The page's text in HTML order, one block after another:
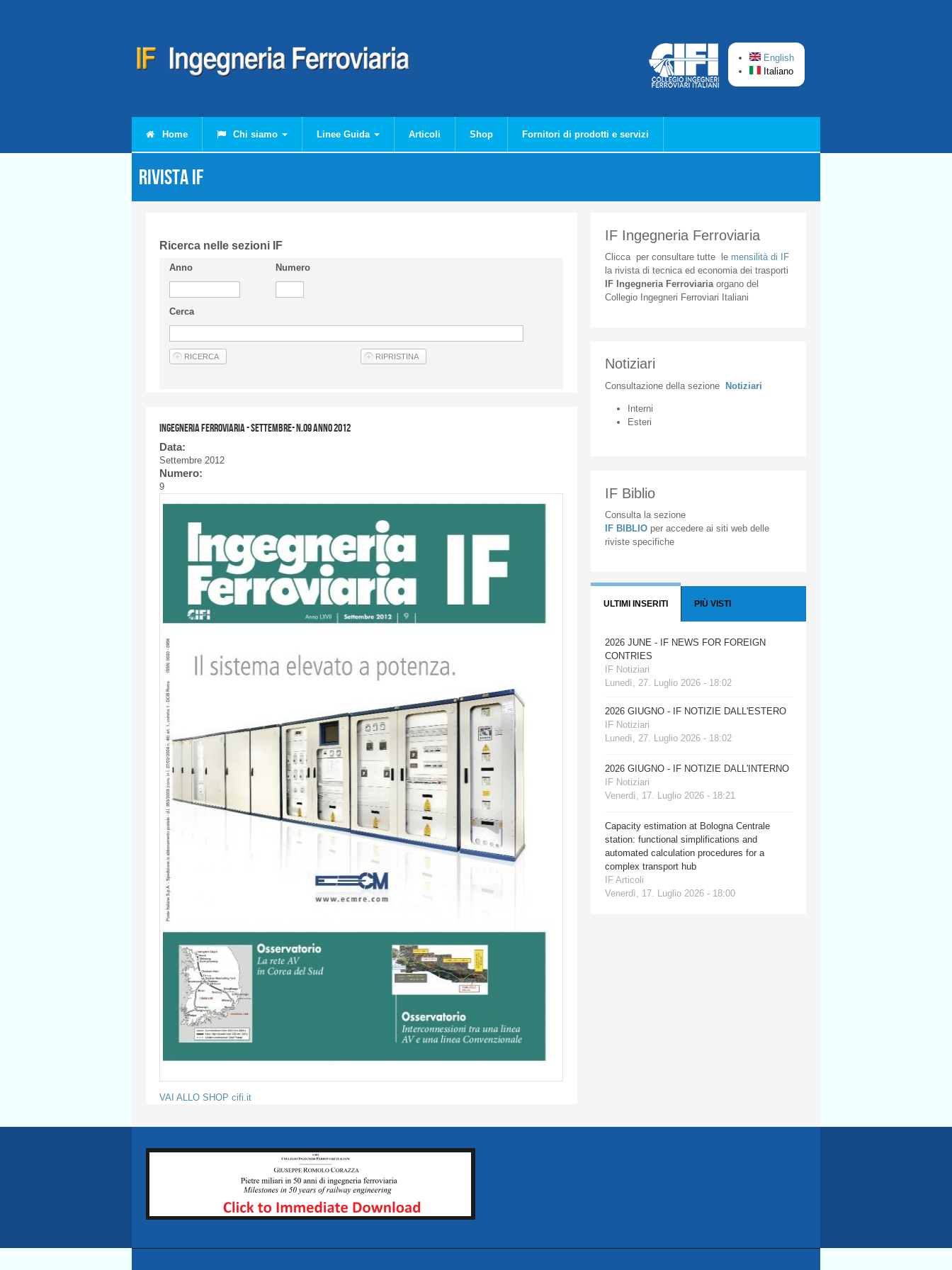
English
Italiano
Home Chi siamo Linee Guida Articoli Shop Fornitori di prodotti e servizi
Rivista IF
Ricerca nelle sezioni IF
Anno Numero
Cerca
Ingegneria Ferroviaria - SETTEMBRE- n.09 anno 2012
Data:
Settembre 2012
Numero:
9
VAI ALLO SHOP cifi.it
IF Ingegneria Ferroviaria
Cliccaper consultare tuttele mensilità di IF
la rivista di tecnica ed economia dei trasporti
IF Ingegneria Ferroviaria organodel
Collegio
Ingegneri Ferroviari Italiani
Notiziari
Consultazione della sezione Notiziari
Interni
Esteri
IF Biblio
Consulta la sezione
IF BIBLIO per accedere ai siti web delle
riviste specifiche
ULTIMI INSERITI PIÙ VISTI
2026 JUNE - IF NEWS FOR FOREIGN
CONTRIES
IF Notiziari
Lunedì, 27. Luglio 2026 - 18:02
2026 GIUGNO - IF NOTIZIE DALL'ESTERO
IF Notiziari
Lunedì, 27. Luglio 2026 - 18:02
2026 GIUGNO - IF NOTIZIE DALL'INTERNO
IF Notiziari
Venerdì, 17. Luglio 2026 - 18:21
Capacity estimation at Bologna Centrale
station: functional simplifications and
automated calculation procedures for a
complex transport hub
IF Articoli
Venerdì, 17. Luglio 2026 - 18:00